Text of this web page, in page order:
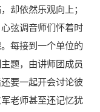
却依然乐观向上；
弦调音师们怀着时
每接到一个单位的
题，由讲师团成员
要一起开会讨论彼
老师甚至还记忆犹